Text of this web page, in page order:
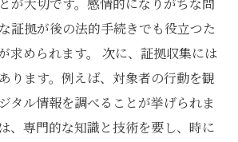
証拠が後の法的手続きでも役立つた
求められます。 次に、証拠収集には
ります。例えば、対象者の行動を観
タル情報を調べることが挙げられま
、専門的な知識と技術を要し、時に